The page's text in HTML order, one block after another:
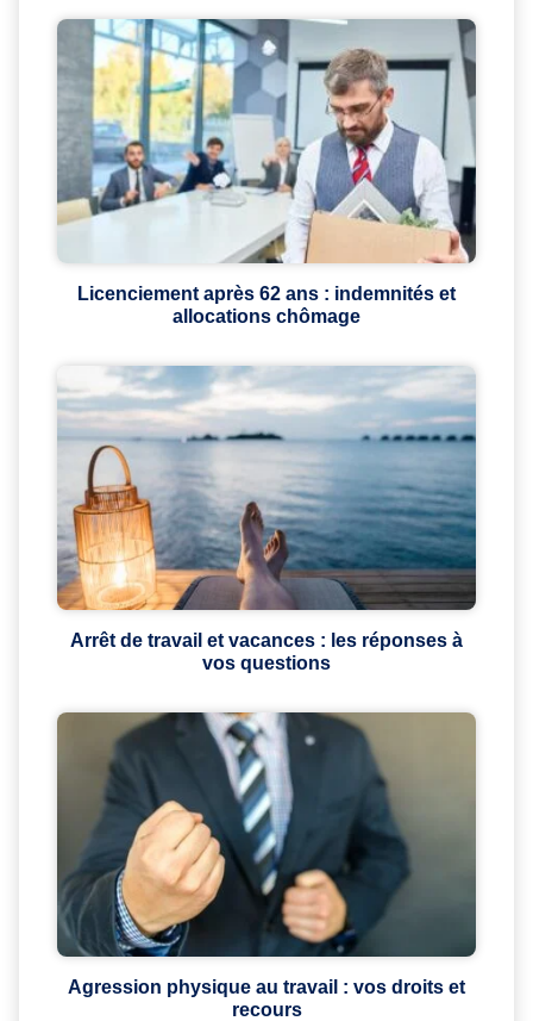
Licenciement après 62 ans : indemnités et
allocations chômage
Arrêt de travail et vacances : les réponses à
vos questions
Agression physique au travail : vos droits et
recours